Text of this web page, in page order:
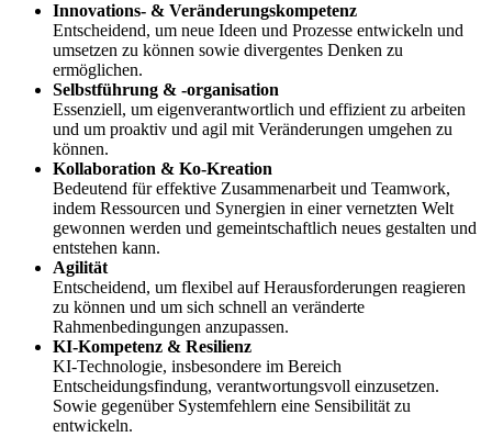
Innovations- & Veränderungskompetenz
Entscheidend, um neue Ideen und Prozesse entwickeln und
umsetzen zu können sowie divergentes Denken zu
ermöglichen.
Selbstführung & -organisation
Essenziell, um eigenverantwortlich und effizient zu arbeiten
und um proaktiv und agil mit Veränderungen umgehen zu
können.
Kollaboration & Ko-Kreation
Bedeutend für effektive Zusammenarbeit und Teamwork,
indem Ressourcen und Synergien in einer vernetzten Welt
gewonnen werden und gemeintschaftlich neues gestalten und
entstehen kann.
Agilität
Entscheidend, um flexibel auf Herausforderungen reagieren
zu können und um sich schnell an veränderte
Rahmenbedingungen anzupassen.
KI-Kompetenz & Resilienz
KI-Technologie, insbesondere im Bereich
Entscheidungsfindung, verantwortungsvoll einzusetzen.
Sowie gegenüber Systemfehlern eine Sensibilität zu
entwickeln.